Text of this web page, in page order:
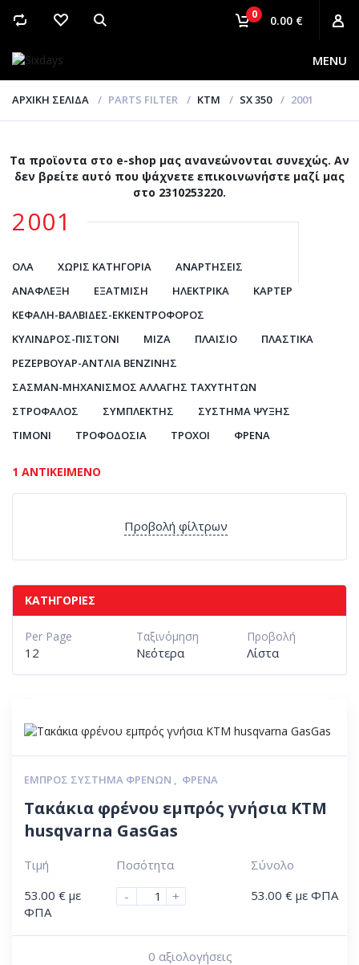
MENU
0 0.00 €
ΑΡΧΙΚΉ ΣΕΛΊΔΑ PARTS FILTER KTM SX 350 2001
Τα προϊοντα στο e-shop μας ανανεώνονται συνεχώς. Αν
δεν βρείτε αυτό που ψάχνετε επικοινωνήστε μαζί μας
στο 2310253220.
2001
ΌΛΑ ΧΩΡΊΣ ΚΑΤΗΓΟΡΊΑ
ΑΝΑΡΤΉΣΕΙΣ
ΑΝΆΦΛΕΞΗ
ΕΞΆΤΜΙΣΗ ΗΛΕΚΤΡΙΚΆ
ΚΆΡΤΕΡ
ΚΕΦΑΛΉ-ΒΑΛΒΊΔΕΣ-ΕΚΚΕΝΤΡΟΦΌΡΟΣ
ΚΎΛΙΝΔΡΟΣ-ΠΙΣΤΌΝΙ
ΜΊΖΑ ΠΛΑΊΣΙΟ
ΠΛΑΣΤΙΚΆ
ΡΕΖΕΡΒΟΥΆΡ-ΑΝΤΛΊΑ ΒΕΝΖΊΝΗΣ
ΣΑΣΜΆΝ-ΜΗΧΑΝΙΣΜΌΣ ΑΛΛΑΓΉΣ ΤΑΧΥΤΉΤΩΝ
ΣΤΡΌΦΑΛΟΣ
ΣΥΜΠΛΈΚΤΗΣ
ΣΎΣΤΗΜΑ ΨΎΞΗΣ
ΤΙΜΌΝΙ
ΤΡΟΦΟΔΟΣΊΑ ΤΡΟΧΟΊ ΦΡΈΝΑ
1 ΑΝΤΙΚΕΊΜΕΝΟ
Προβολή φίλτρων
ΚΑΤΗΓΟΡΊΕΣ
Προβολή
Λίστα
Ταξινόμηση
Νεότερα
Per Page
12
ΕΜΠΡΌΣ ΣΎΣΤΗΜΑ ΦΡΈΝΩΝ , ΦΡΈΝΑ
Τακάκια φρένου εμπρός γνήσια ΚΤΜ
husqvarna GasGas
Τιμή
53.00 € με
ΦΠΑ
Ποσότητα
-
+
Σύνολο
53.00 € με ΦΠΑ
0 αξιολογήσεις